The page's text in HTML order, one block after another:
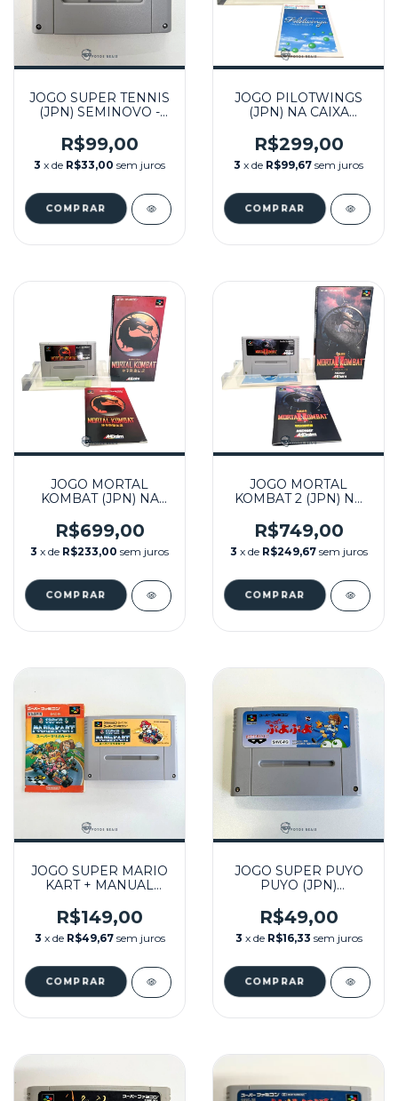
JOGO SUPER TENNIS
(JPN) SEMINOVO -
R$99,00
3 x de R$33,00 sem juros
JOGO PILOTWINGS
(JPN) NA CAIXA
FAMICOM
R$299,00
3 x de R$99,67 sem juros
JOGO MORTAL
KOMBAT (JPN) NA
SUPER FAMICOM
R$699,00
3 x de R$233,00 sem juros
JOGO MORTAL
KOMBAT 2 (JPN) NA
SUPER FAMICOM
R$749,00
3 x de R$249,67 sem juros
JOGO SUPER MARIO
KART + MANUAL
SUPER FAMICOM
R$149,00
3 x de R$49,67 sem juros
JOGO SUPER PUYO
PUYO (JPN)
FAMICOM
R$49,00
3 x de R$16,33 sem juros